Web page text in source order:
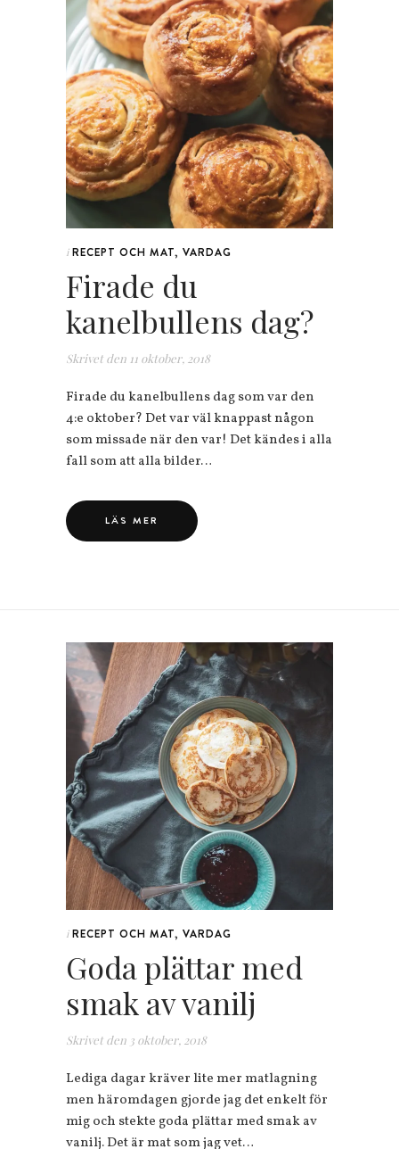
i RECEPT OCH MAT, VARDAG
Firade du
kanelbullens dag?
Skrivet den 11 oktober, 2018
Firade du kanelbullens dag som var den
4:e oktober? Det var väl knappast någon
som missade när den var! Det kändes i alla
fall som att alla bilder…
LÄS MER
i RECEPT OCH MAT, VARDAG
Goda plättar med
smak av vanilj
Skrivet den 3 oktober, 2018
Lediga dagar kräver lite mer matlagning
men häromdagen gjorde jag det enkelt för
mig och stekte goda plättar med smak av
vanilj. Det är mat som jag vet…